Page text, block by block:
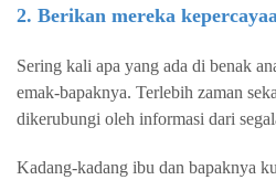
2. Berikan mereka
Sering kali apa yang ada di benak
emak-bapaknya. Terlebih zaman
dikerubungi oleh informasi dari
Kadang-kadang ibu dan bapaknya